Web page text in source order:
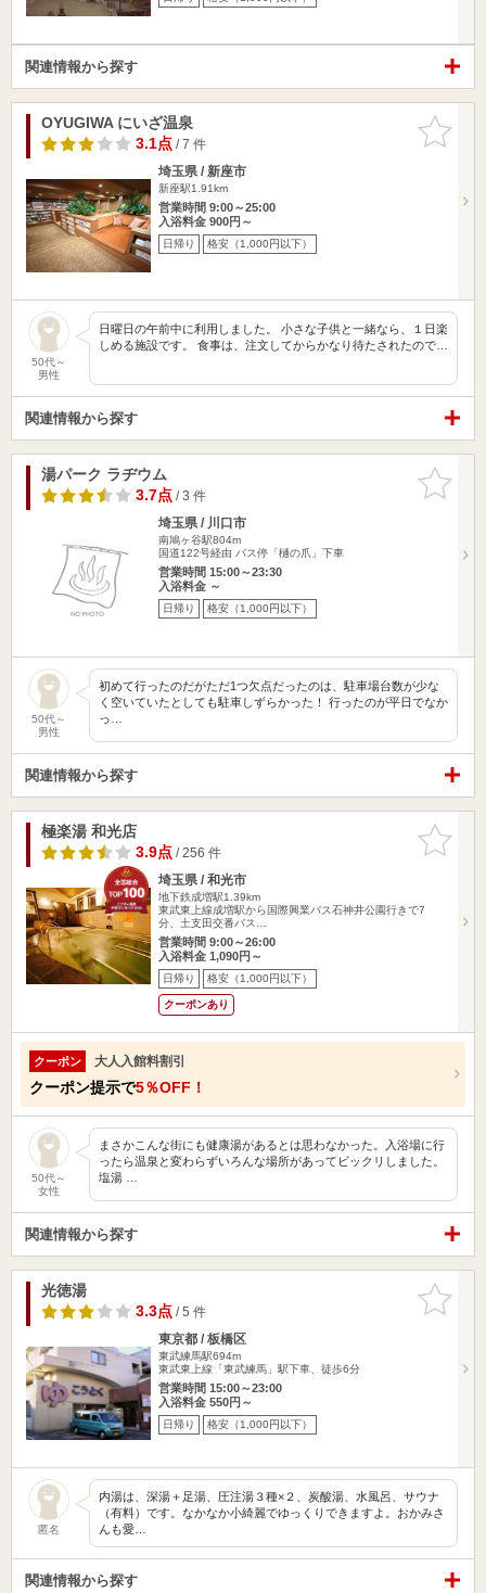
関連情報から探す
お気に入
りに追加
OYUGIWA にいざ温泉
3.1点/ 7 件
埼玉県 / 新座市
新座駅1.91km
営業時間 9:00～25:00
入浴料金 900円～
日帰り 格安（1,000円以下）
50代～
男性
日曜日の午前中に利用しました。 小さな子供と一緒なら、１日楽
しめる施設です。 食事は、注文してからかなり待たされたので…
関連情報から探す
お気に入
りに追加
湯パーク ラヂウム
3.7点/ 3 件
埼玉県 / 川口市
南鳩ヶ谷駅804m
国道122号経由 バス停「樋の爪」下車
営業時間 15:00～23:30
入浴料金 ～
日帰り 格安（1,000円以下）
50代～
男性
初めて行ったのだがただ1つ欠点だったのは、駐車場台数が少な
く空いていたとしても駐車しずらかった！ 行ったのが平日でなか
っ…
関連情報から探す
お気に入
りに追加
極楽湯 和光店
3.9点/ 256 件
埼玉県 / 和光市
地下鉄成増駅1.39km
東武東上線成増駅から国際興業バス石神井公園行きで7
分、土支田交番バス…
営業時間 9:00～26:00
入浴料金 1,090円～
日帰り 格安（1,000円以下）
クーポンあり
クーポン 大人入館料割引
クーポン提示で5％OFF！
50代～
女性
まさかこんな街にも健康湯があるとは思わなかった。入浴場に行
ったら温泉と変わらずいろんな場所があってビックリしました。
塩湯 …
関連情報から探す
お気に入
りに追加
光徳湯
3.3点/ 5 件
東京都 / 板橋区
東武練馬駅694m
東武東上線「東武練馬」駅下車、徒歩6分
営業時間 15:00～23:00
入浴料金 550円～
日帰り 格安（1,000円以下）
匿名
内湯は、深湯＋足湯、圧注湯３種×２、炭酸湯、水風呂、サウナ
（有料）です。なかなか小綺麗でゆっくりできますよ。おかみさ
んも愛…
関連情報から探す